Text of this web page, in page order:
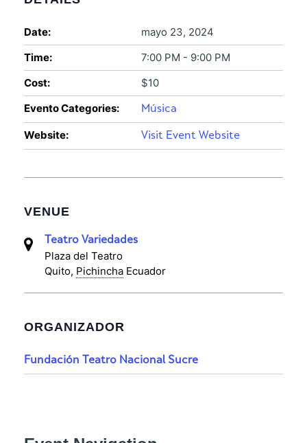
Date:
mayo 23, 2024
Time:
7:00 PM - 9:00 PM
Cost:
$10
Evento Categories:
Música
Website: Visit Event Website
VENUE
Teatro Variedades
Plaza del Teatro
Quito, Pichincha Ecuador
ORGANIZADOR
Fundación Teatro Nacional Sucre